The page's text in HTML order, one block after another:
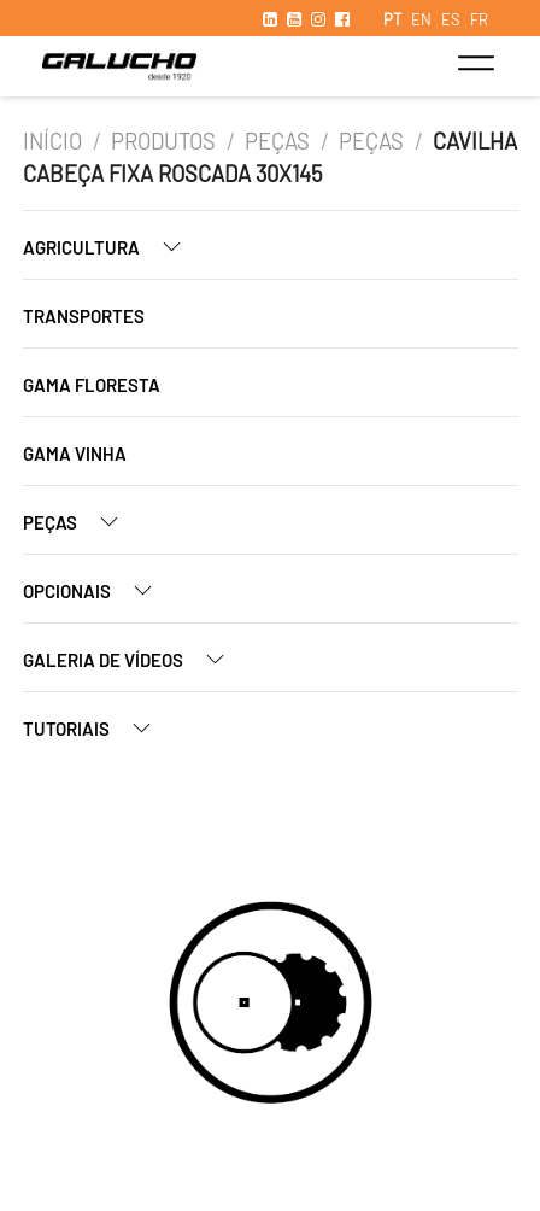
PT EN ES FR
INÍCIO / PRODUTOS / PEÇAS / PEÇAS / CAVILHA
CABEÇA FIXA ROSCADA 30X145
AGRICULTURA
TRANSPORTES
GAMA FLORESTA
GAMA VINHA
PEÇAS
OPCIONAIS
GALERIA DE VÍDEOS
TUTORIAIS